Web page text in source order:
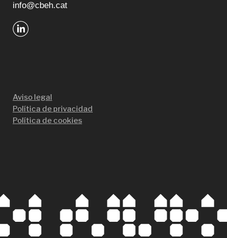
info@cbeh.cat
Aviso legal
Política de privacidad
Política de cookies